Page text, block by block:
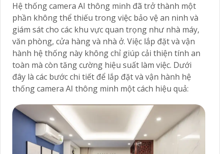
Hệ thống camera AI thông minh đã trở thành một
phần không thể thiếu trong việc bảo vệ an ninh và
giám sát cho các khu vực quan trọng như nhà máy,
văn phòng, cửa hàng và nhà ở. Việc lắp đặt và vận
hành hệ thống này không chỉ giúp cải thiện tính an
toàn mà còn tăng cường hiệu suất làm việc. Dưới
đây là các bước chi tiết để lắp đặt và vận hành hệ
thống camera AI thông minh một cách hiệu quả: